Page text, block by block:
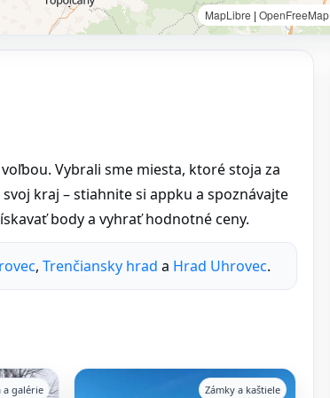
MapLibre | OpenFreeMap
Vybrali sme miesta, ktoré stoja za
kraj – stiahnite si appku a spoznávajte
body a vyhrať hodnotné ceny.
, Trenčiansky hrad a Hrad Uhrovec.
a galérie Zámky a kaštiele